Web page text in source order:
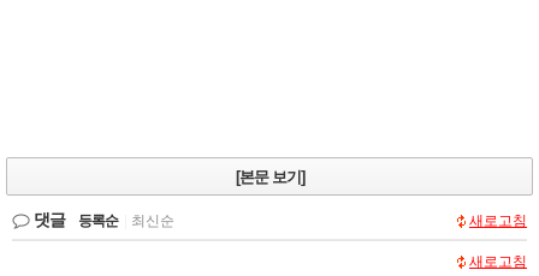
[본문 보기]
댓글 등록순 최신순 새로고침
새로고침